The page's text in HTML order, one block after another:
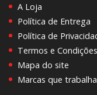
A Loja
Política de Entrega
Política de
Termos e
Mapa do site
Marcas que